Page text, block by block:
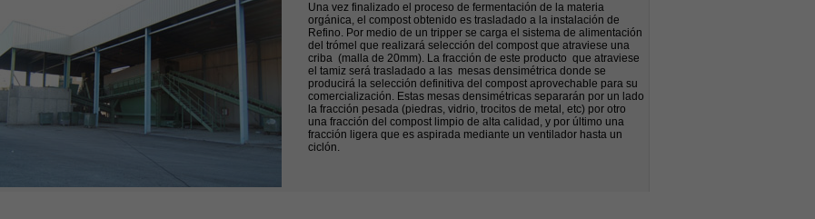
Una vez finalizado el proceso de fermentación de la materia
orgánica, el compost obtenido es trasladado a la instalación de
Refino. Por medio de un tripper se carga el sistema de alimentación
del trómel que realizará selección del compost que atraviese una
criba (malla de 20mm). La fracción de este producto que atraviese
el tamiz será trasladado a las mesas densimétrica donde se
producirá la selección definitiva del compost aprovechable para su
comercialización. Estas mesas densimétricas separarán por un lado
la fracción pesada (piedras, vidrio, trocitos de metal, etc) por otro
una fracción del compost limpio de alta calidad, y por último una
fracción ligera que es aspirada mediante un ventilador hasta un
ciclón.